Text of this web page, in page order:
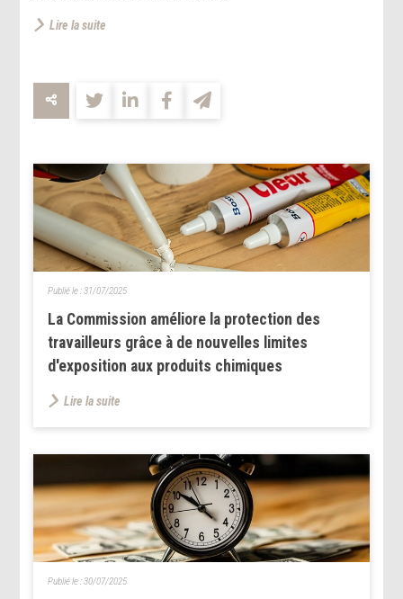
Lire la suite
La Commission améliore la protection des
travailleurs grâce à de nouvelles limites
d'exposition aux produits chimiques
Publié le :31/07/2025
Lire la suite
Publié le :30/07/2025